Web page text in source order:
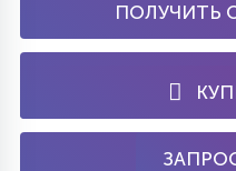
ПОЛУЧИТЬ